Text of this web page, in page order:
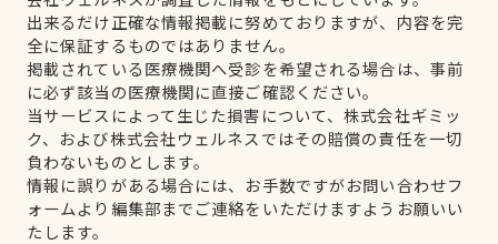
出来るだけ正確な情報掲載に努めておりますが、内容を完
全に保証するものではありません。
掲載されている医療機関へ受診を希望される場合は、事前
に必ず該当の医療機関に直接ご確認ください。
当サービスによって生じた損害について、株式会社ギミッ
ク、および株式会社ウェルネスではその賠償の責任を一切
負わないものとします。
情報に誤りがある場合には、お手数ですがお問い合わせフ
ォームより編集部までご連絡をいただけますようお願いい
たします。